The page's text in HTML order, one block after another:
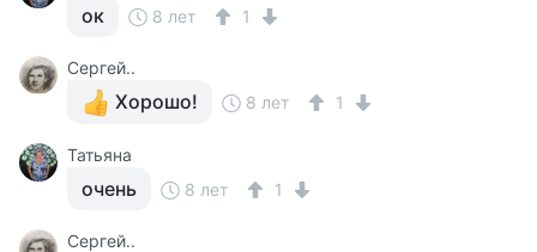
ок 8 лет 1
Сергей..
Хорошо! 8 лет 1
Татьяна
очень 8 лет 1
Сергей..